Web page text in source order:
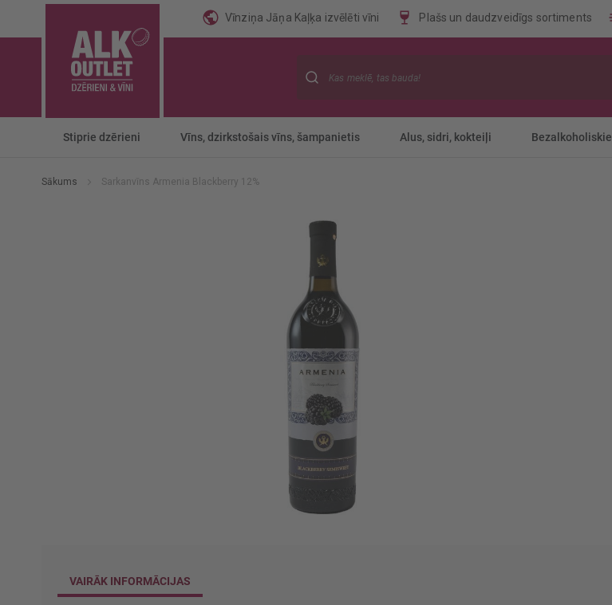
Vīnziņa Jāņa Kaļķa izvēlēti vīni Plašs un daudzveidīgs sortiments
Stiprie dzērieni Vīns, dzirkstošais vīns, šampanietis Alus, sidri, kokteiļi Bezalkoholiskie
Sākums Sarkanvīns Armenia Blackberry 12%
sākumuVAIRĀK INFORMĀCIJAS